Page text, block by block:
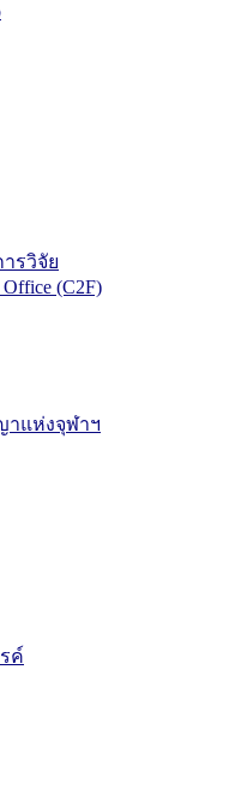
รวิจัย
Office (C2F)
แห่งจุฬาฯ
ค์